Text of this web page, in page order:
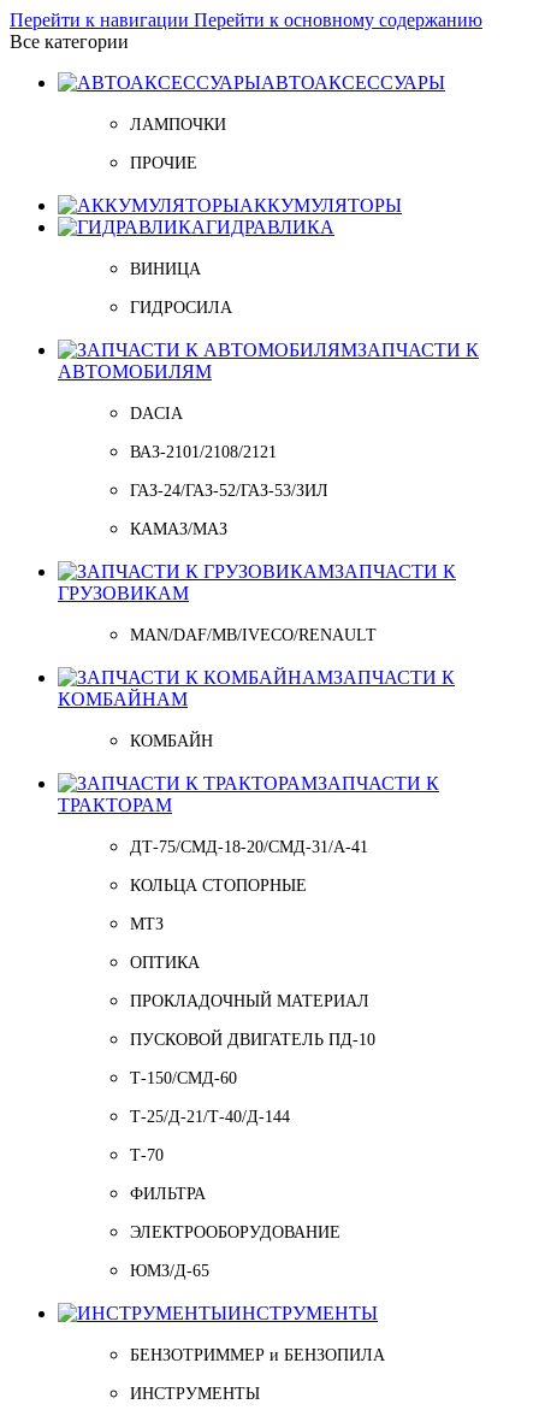
Перейти к навигации Перейти к основному содержанию
Все категории
АВТОАКСЕССУАРЫ
ЛАМПОЧКИ
ПРОЧИЕ
АККУМУЛЯТОРЫ
ГИДРАВЛИКА
ВИНИЦА
ГИДРОСИЛА
ЗАПЧАСТИ К
АВТОМОБИЛЯМ
DACIA
ВАЗ-2101/2108/2121
ГАЗ-24/ГАЗ-52/ГАЗ-53/ЗИЛ
КАМАЗ/МАЗ
ЗАПЧАСТИ К
ГРУЗОВИКАМ
MAN/DAF/MB/IVECO/RENAULT
ЗАПЧАСТИ К
КОМБАЙНАМ
КОМБАЙН
ЗАПЧАСТИ К
ТРАКТОРАМ
ДТ-75/СМД-18-20/СМД-31/A-41
КОЛЬЦА СТОПОРНЫЕ
МТЗ
ОПТИКА
ПРОКЛАДОЧНЫЙ МАТЕРИАЛ
ПУСКОВОЙ ДВИГАТЕЛЬ ПД-10
Т-150/СМД-60
Т-25/Д-21/Т-40/Д-144
Т-70
ФИЛЬТРА
ЭЛЕКТРООБОРУДОВАНИЕ
ЮМЗ/Д-65
ИНСТРУМЕНТЫ
БЕНЗОТРИММЕР и БЕНЗОПИЛА
ИНСТРУМЕНТЫ